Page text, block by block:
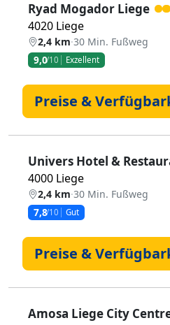
Ryad Mogador Liege
4020 Liege
2,4 km·30 Min. Fußweg
9,0/10 Exzellent
Preise &
Univers Hotel &
4000 Liege
2,4 km·30 Min. Fußweg
7,8/10 Gut
Preise &
Amosa Liege City